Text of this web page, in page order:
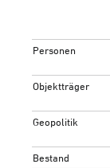
Personen
Objektträger
Geopolitik
Bestand